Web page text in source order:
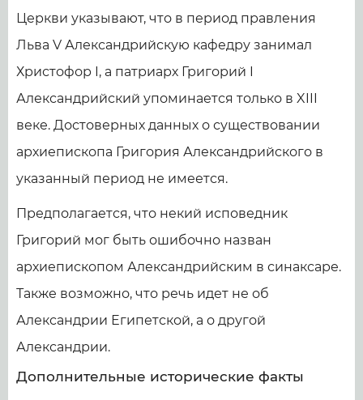
Церкви указывают, что в период правления
Льва V Александрийскую кафедру занимал
Христофор I, а патриарх Григорий I
Александрийский упоминается только в XIII
веке. Достоверных данных о существовании
архиепископа Григория Александрийского в
указанный период не имеется.
Предполагается, что некий исповедник
Григорий мог быть ошибочно назван
архиепископом Александрийским в синаксаре.
Также возможно, что речь идет не об
Александрии Египетской, а о другой
Александрии.
Дополнительные исторические факты